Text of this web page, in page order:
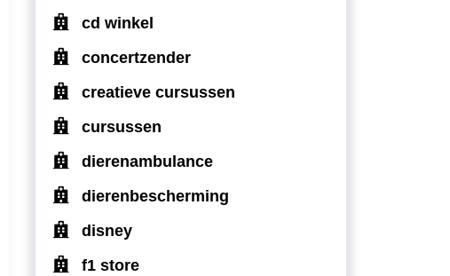
cd winkel
concertzender
creatieve cursussen
cursussen
dierenambulance
dierenbescherming
disney
f1 store